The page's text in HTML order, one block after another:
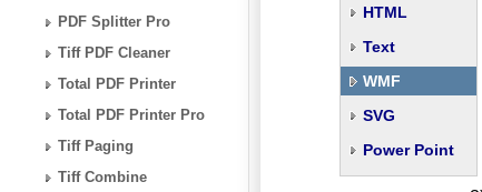
PDF Splitter Pro
Tiff PDF Cleaner
Total PDF Printer
Total PDF Printer Pro
Tiff Paging
Tiff Combine
HTML
Text
WMF
SVG
Power Point